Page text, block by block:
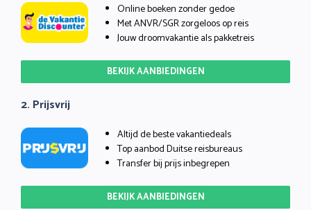
Online boeken zonder gedoe
Met ANVR/SGR zorgeloos op reis
Jouw droomvakantie als pakketreis
BEKIJK AANBIEDINGEN
2. Prijsvrij
Altijd de beste vakantiedeals
Top aanbod Duitse reisbureaus
Transfer bij prijs inbegrepen
BEKIJK AANBIEDINGEN